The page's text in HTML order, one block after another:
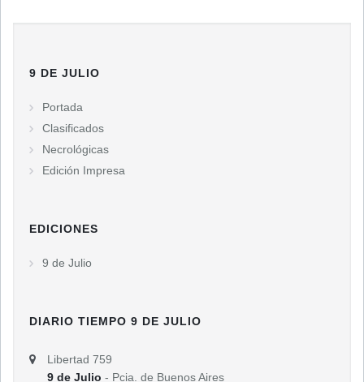
9 DE JULIO
Portada
Clasificados
Necrológicas
Edición Impresa
EDICIONES
9 de Julio
DIARIO TIEMPO 9 DE JULIO
Libertad 759
9 de Julio - Pcia. de Buenos Aires